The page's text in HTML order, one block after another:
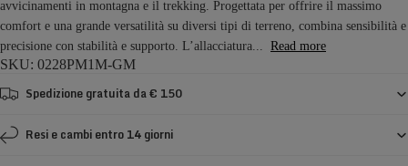
avvicinamenti in montagna e il trekking. Progettata per offrire il massimo
comfort e una grande versatilità su diversi tipi di terreno, combina sensibilità e
precisione con stabilità e supporto. L’allacciatura... Read more
SKU: 0228PM1M-GM
Spedizione gratuita da € 150
Resi e cambi entro 14 giorni